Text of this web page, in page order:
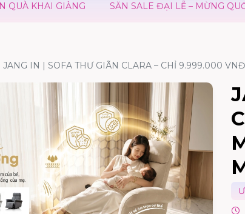
KHAI GIẢNG SĂN SALE ĐẠI LỄ – MỪNG
JANG IN | SOFA THƯ GIÃN CLARA – CHỈ 9.999.000